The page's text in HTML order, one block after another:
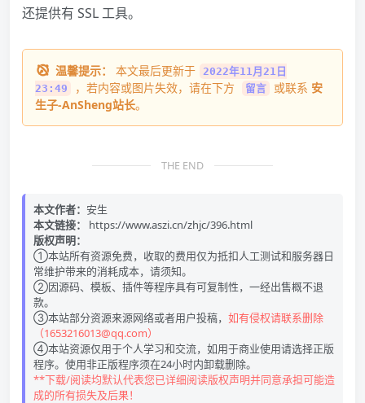
还提供有 SSL 工具。
温馨提示： 本文最后更新于
2022年11月21日
23:49
，若内容或图片失效，请在下方 留言 或联系 安
生子-AnSheng站长。
THE END
本文作者： 安生
本文链接：
https://www.aszi.cn/zhjc/396.html
版权声明：
①本站所有资源免费，收取的费用仅为抵扣人工测试和服务器日
常维护带来的消耗成本，请须知。
②因源码、模板、插件等程序具有可复制性，一经出售概不退
款。
③本站部分资源来源网络或者用户投稿， 如有侵权请联系删除
（1653216013@qq.com）
④本站资源仅用于个人学习和交流，如用于商业使用请选择正版
程序。使用非正版程序须在24小时内卸载删除。
**下载/阅读均默认代表您已详细阅读版权声明并同意承担可能造
成的所有损失及后果！